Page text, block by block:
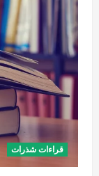
–
قراءات شذرات